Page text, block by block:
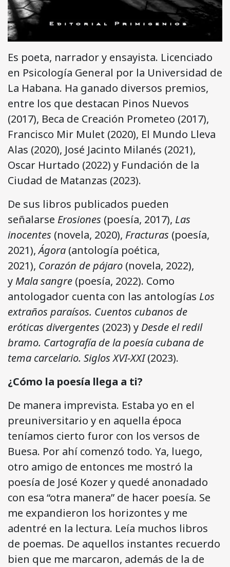
Es poeta, narrador y ensayista. Licenciado
en Psicología General por la Universidad de
La Habana. Ha ganado diversos premios,
entre los que destacan Pinos Nuevos
(2017), Beca de Creación Prometeo (2017),
Francisco Mir Mulet (2020), El Mundo Lleva
Alas (2020), José Jacinto Milanés (2021),
Oscar Hurtado (2022) y Fundación de la
Ciudad de Matanzas (2023).
De sus libros publicados pueden
señalarse Erosiones (poesía, 2017), Las
inocentes (novela, 2020), Fracturas (poesía,
2021),Ágora (antología poética,
2021), Corazón de pájaro (novela, 2022),
y Mala sangre (poesía, 2022). Como
antologador cuenta con las antologías Los
extraños paraísos. Cuentos cubanos de
eróticas divergentes (2023) y Desde el redil
bramo. Cartografía de la poesía cubana de
tema carcelario. Siglos XVI-XXI(2023).
¿Cómo la poesía llega a ti?
De manera imprevista. Estaba yo en el
preuniversitario y en aquella época
teníamos cierto furor con los versos de
Buesa. Por ahí comenzó todo. Ya, luego,
otro amigo de entonces me mostró la
poesía de José Kozer y quedé anonadado
con esa “otra manera” de hacer poesía. Se
me expandieron los horizontes y me
adentré en la lectura. Leía muchos libros
de poemas. De aquellos instantes recuerdo
bien que me marcaron, además de la de